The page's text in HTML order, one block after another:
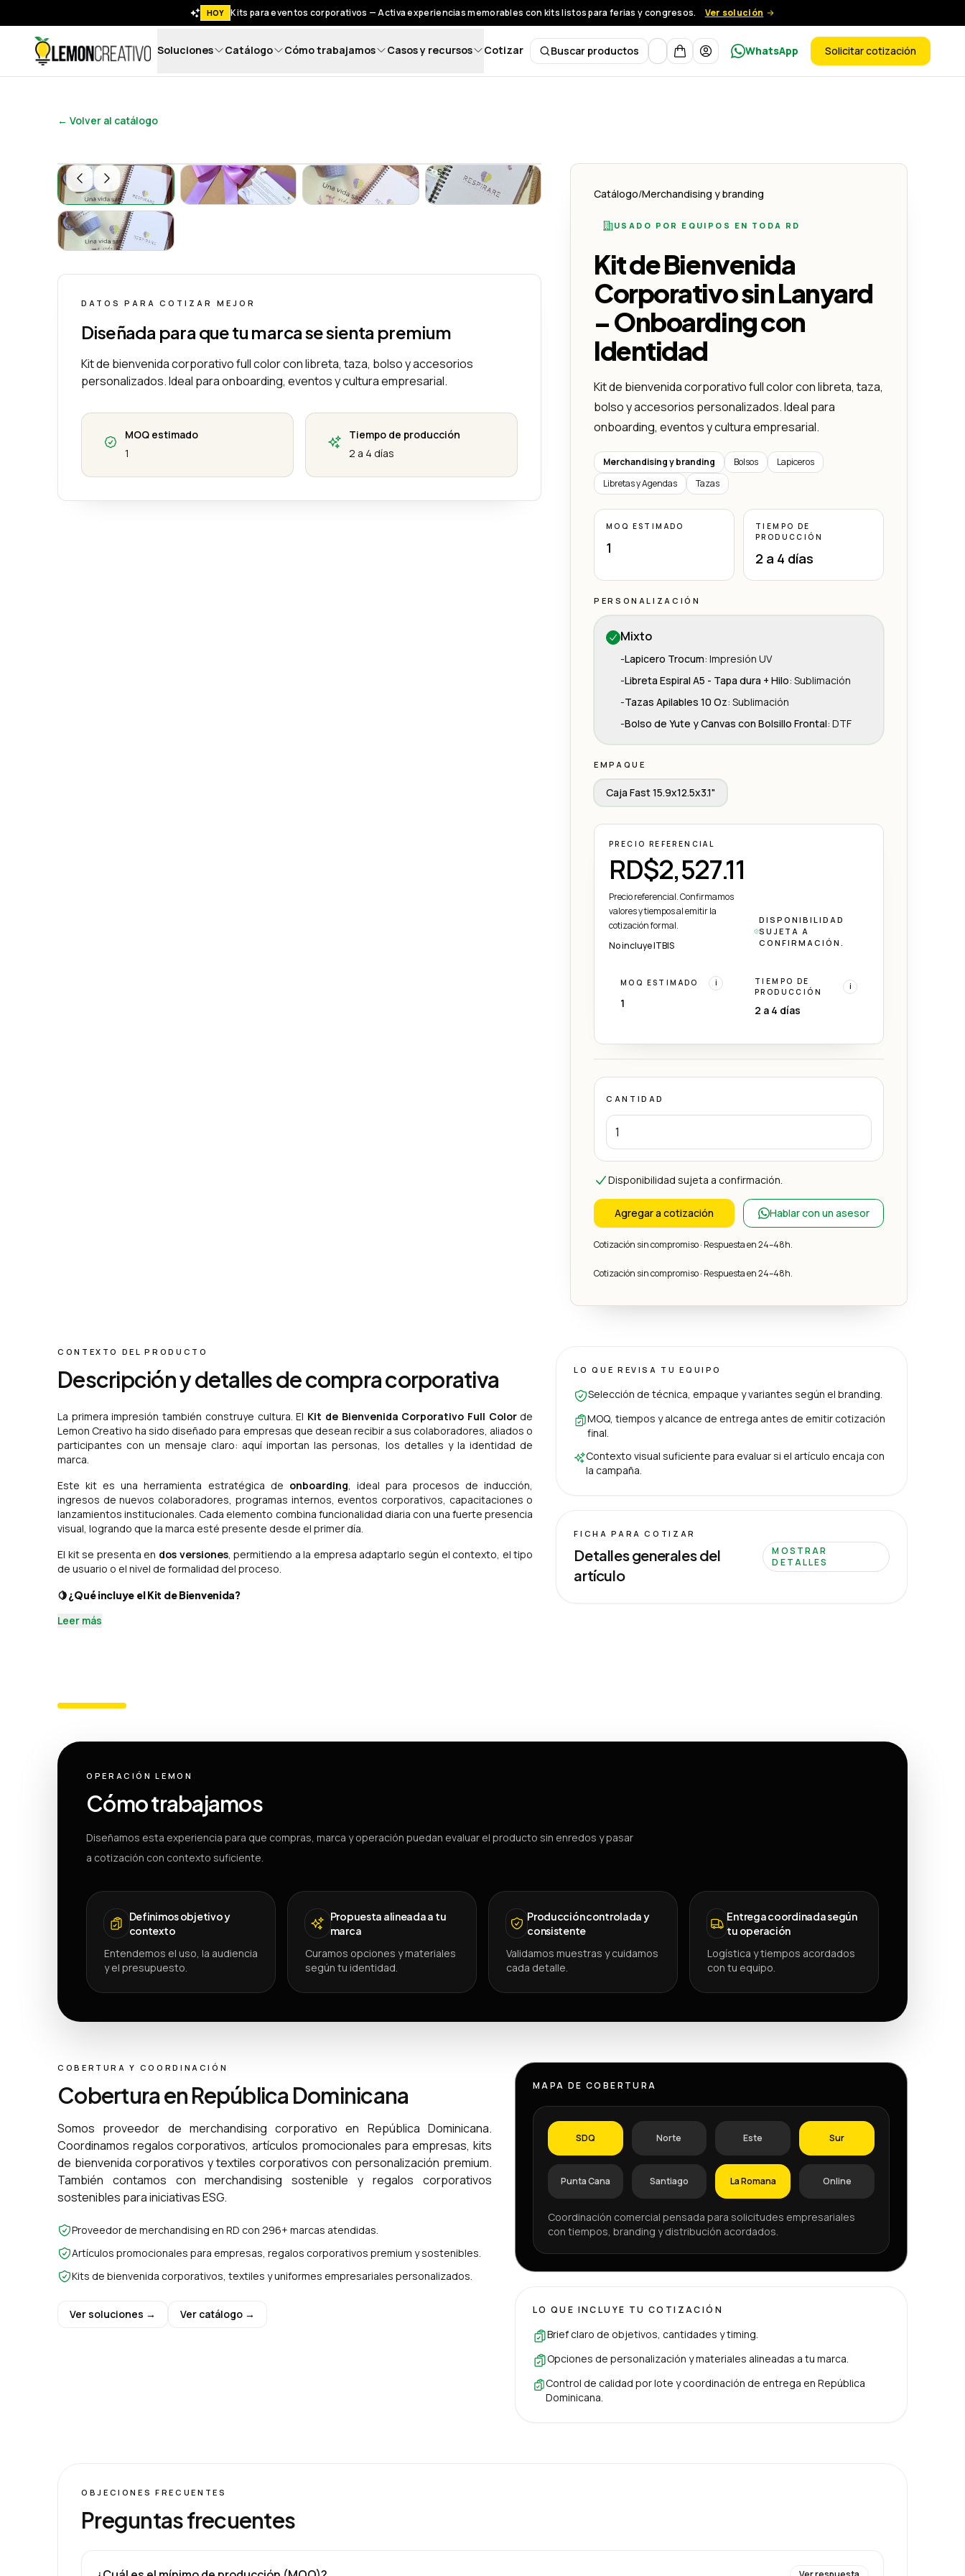
HOY Kits para eventos corporativos — Activa experiencias memorables con kits listos para ferias y congresos. Ver solución
Lemon Creativo
Soluciones Catálogo Cómo trabajamos Casos y recursos Cotizar Buscar productos
Buscar productos
Moneda WhatsApp Solicitar cotización
← Volver al catálogo
Kit de Bienvenida Corporativo sin Lanyard – Onboarding con Identidad
Kit de Bienvenida Corporativo sin Lanyard – Onboarding con Identidad
Kit de Bienvenida Corporativo sin Lanyard – Onboarding con Identidad
Kit de Bienvenida Corporativo sin Lanyard – Onboarding con Identidad
Kit de Bienvenida Corporativo sin Lanyard – Onboarding con Identidad
DATOS PARA COTIZAR MEJOR
Diseñada para que tu marca se sienta premium
Kit de bienvenida corporativo full color con libreta, taza, bolso y accesorios
personalizados. Ideal para onboarding, eventos y cultura empresarial.
MOQ estimado
1
Tiempo de producción
2 a 4 días
Catálogo/Merchandising y branding
USADO POR EQUIPOS EN TODA RD
Kit de Bienvenida
Corporativo sin Lanyard
– Onboarding con
Identidad
Kit de bienvenida corporativo full color con libreta, taza,
bolso y accesorios personalizados. Ideal para
onboarding, eventos y cultura empresarial.
Merchandising y branding Bolsos
Lapiceros
Libretas y Agendas
Tazas
MOQ ESTIMADO
1
TIEMPO DE
PRODUCCIÓN
2 a 4 días
PERSONALIZACIÓN
Mixto
-Lapicero Trocum: Impresión UV
-Libreta Espiral A5 - Tapa dura + Hilo: Sublimación
-Tazas Apilables 10 Oz: Sublimación
-Bolso de Yute y Canvas con Bolsillo Frontal: DTF
EMPAQUE
Caja Fast 15.9x12.5x3.1"
PRECIO REFERENCIAL
RD$2,527.11
Precio referencial. Confirmamos
valores y tiempos al emitir la
cotización formal.
No incluye ITBIS
DISPONIBILIDAD
SUJETA A
CONFIRMACIÓN.
MOQ ESTIMADO i
1
TIEMPO DE
PRODUCCIÓN
i
2 a 4 días
CANTIDAD
Disponibilidad sujeta a confirmación.
Agregar a cotización Hablar con un asesor
Cotización sin compromiso · Respuesta en 24–48h.
Cotización sin compromiso · Respuesta en 24–48h.
CONTEXTO DEL PRODUCTO
Descripción y detalles de compra corporativa
La primera impresión también construye cultura. El Kit de Bienvenida Corporativo Full Colorde
Lemon Creativo ha sido diseñado para empresas que desean recibir a sus colaboradores, aliados o
participantes con un mensaje claro: aquí importan las personas, los detalles y la identidad de
marca.
Este kit es una herramienta estratégica de onboarding , ideal para procesos de inducción,
ingresos de nuevos colaboradores, programas internos, eventos corporativos, capacitaciones o
lanzamientos institucionales. Cada elemento combina funcionalidad diaria con una fuerte presencia
visual, logrando que la marca esté presente desde el primer día.
El kit se presenta en dos versiones, permitiendo a la empresa adaptarlo según el contexto, el tipo
de usuario o el nivel de formalidad del proceso.
🍋 ¿Qué incluye el Kit de Bienvenida?
Leer más
LO QUE REVISA TU EQUIPO
Selección de técnica, empaque y variantes según el branding.
MOQ, tiempos y alcance de entrega antes de emitir cotización
final.
Contexto visual suficiente para evaluar si el artículo encaja con
la campaña.
FICHA PARA COTIZAR
Detalles generales del
artículo
MOSTRAR
DETALLES
OPERACIÓN LEMON
Cómo trabajamos
Diseñamos esta experiencia para que compras, marca y operación puedan evaluar el producto sin enredos y pasar
a cotización con contexto suficiente.
Definimos objetivo y
contexto
Entendemos el uso, la audiencia
y el presupuesto.
Propuesta alineada a tu
marca
Curamos opciones y materiales
según tu identidad.
Producción controlada y
consistente
Validamos muestras y cuidamos
cada detalle.
Entrega coordinada según
tu operación
Logística y tiempos acordados
con tu equipo.
COBERTURA Y COORDINACIÓN
Cobertura en República Dominicana
Somos proveedor de merchandising corporativo en República Dominicana.
Coordinamos regalos corporativos, artículos promocionales para empresas, kits
de bienvenida corporativos y textiles corporativos con personalización premium.
También contamos con merchandising sostenible y regalos corporativos
sostenibles para iniciativas ESG.
Proveedor de merchandising en RD con 296+ marcas atendidas.
Artículos promocionales para empresas, regalos corporativos premium y sostenibles.
Kits de bienvenida corporativos, textiles y uniformes empresariales personalizados.
Ver soluciones → Ver catálogo →
MAPA DE COBERTURA
SDQ Norte Este Sur
Punta Cana Santiago La Romana Online
Coordinación comercial pensada para solicitudes empresariales
con tiempos, branding y distribución acordados.
LO QUE INCLUYE TU COTIZACIÓN
Brief claro de objetivos, cantidades y timing.
Opciones de personalización y materiales alineadas a tu marca.
Control de calidad por lote y coordinación de entrega en República
Dominicana.
OBJECIONES FRECUENTES
Preguntas frecuentes